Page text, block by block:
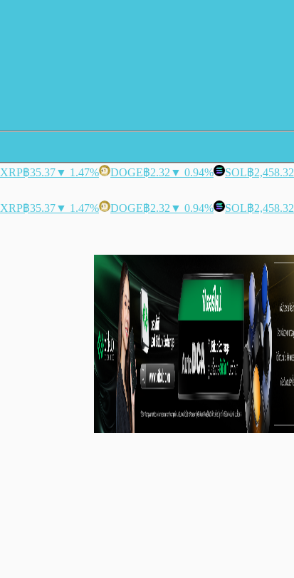
XRP฿35.37▼ 1.47% DOGE฿2.32 ▼ 0.94% SOL฿2,458.32
XRP฿35.37▼ 1.47% DOGE฿2.32 ▼ 0.94% SOL฿2,458.32